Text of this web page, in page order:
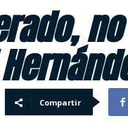
Compartir